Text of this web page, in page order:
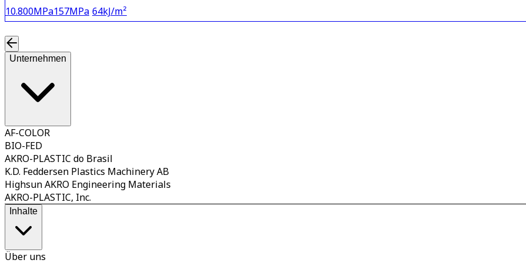
10.800MPa157MPa 64kJ/m²
Unternehmen
AF-COLOR
BIO-FED
AKRO-PLASTIC do Brasil
K.D. Feddersen Plastics Machinery AB
Highsun AKRO Engineering Materials
AKRO-PLASTIC, Inc.
Inhalte
Über uns